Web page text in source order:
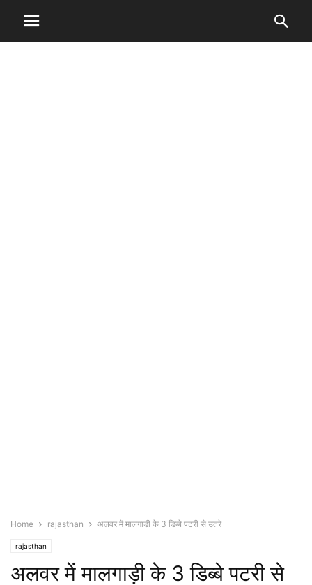
Home rajasthan अलवर में मालगाड़ी के 3 डिब्बे पटरी से उतरे
rajasthan
अलवर में मालगाड़ी के 3 डिब्बे पटरी से